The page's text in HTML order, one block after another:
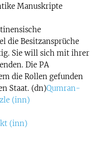
Manuskripte
die Besitzansprüche
Sie will sich mit ihrer
Die PA
die Rollen gefunden
Staat. (dn)Qumran-
(inn)
(inn)